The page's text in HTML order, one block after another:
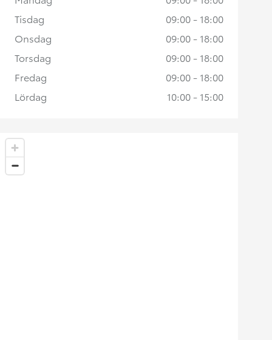
Tisdag
09:00 - 18:00
Onsdag
09:00 - 18:00
Torsdag
09:00 - 18:00
Fredag
09:00 - 18:00
Lördag
10:00 - 15:00